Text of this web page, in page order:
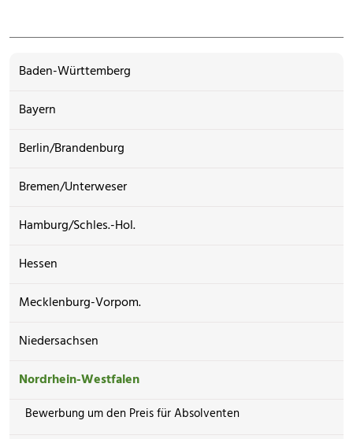
Baden-Württemberg
Bayern
Berlin/Brandenburg
Bremen/Unterweser
Hamburg/Schles.-Hol.
Hessen
Mecklenburg-Vorpom.
Niedersachsen
Nordrhein-Westfalen
Bewerbung um den Preis für Absolventen